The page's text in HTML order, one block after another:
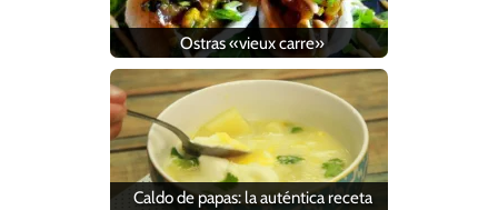
Ostras «vieux carre»
Caldo de papas: la auténtica receta